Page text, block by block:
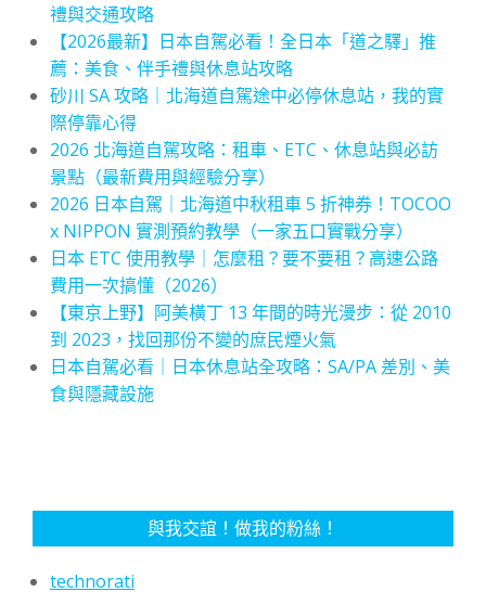
禮與交通攻略
【2026最新】日本自駕必看！全日本「道之驛」推
薦：美食、伴手禮與休息站攻略
砂川 SA 攻略｜北海道自駕途中必停休息站，我的實
際停靠心得
2026 北海道自駕攻略：租車、ETC、休息站與必訪
景點（最新費用與經驗分享）
2026 日本自駕｜北海道中秋租車 5 折神券！TOCOO
x NIPPON 實測預約教學（一家五口實戰分享）
日本 ETC 使用教學｜怎麼租？要不要租？高速公路
費用一次搞懂（2026）
【東京上野】阿美橫丁 13 年間的時光漫步：從 2010
到 2023，找回那份不變的庶民煙火氣
日本自駕必看｜日本休息站全攻略：SA/PA 差別、美
食與隱藏設施
與我交誼！做我的粉絲！
technorati